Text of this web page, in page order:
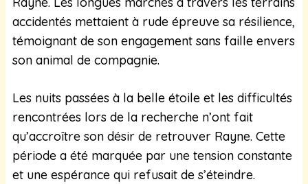
accidentés mettaient à rude épreuve sa résilience,
témoignant de son engagement sans faille envers
son animal de compagnie.
Les nuits passées à la belle étoile et les difficultés
rencontrées lors de la recherche n’ont fait
qu’accroître son désir de retrouver Rayne. Cette
période a été marquée par une tension constante
et une espérance qui refusait de s’éteindre.